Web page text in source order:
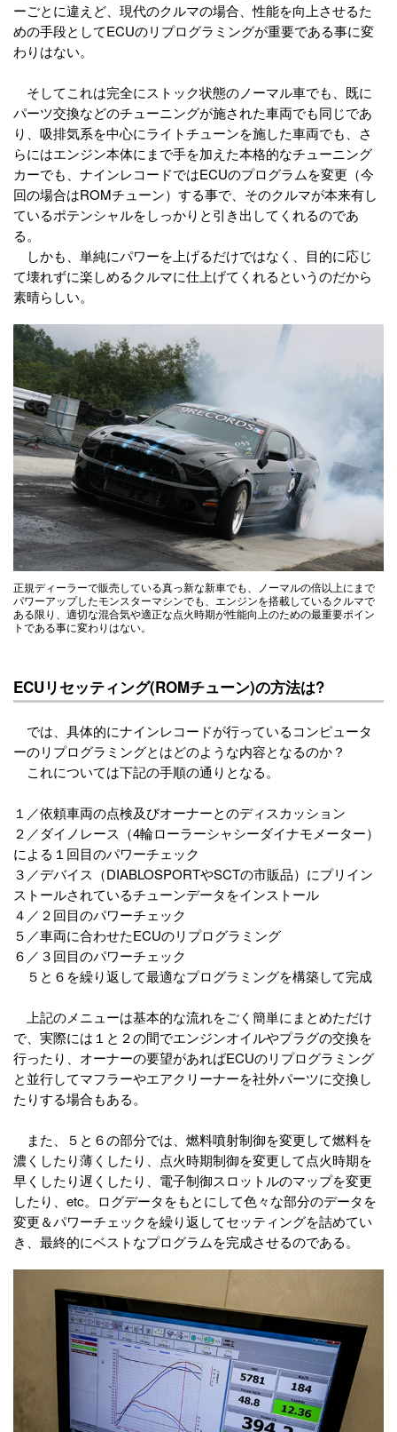
ーごとに違えど、現代のクルマの場合、性能を向上させるた
めの手段としてECUのリプログラミングが重要である事に変
わりはない。
そしてこれは完全にストック状態のノーマル車でも、既に
パーツ交換などのチューニングが施された車両でも同じであ
り、吸排気系を中心にライトチューンを施した車両でも、さ
らにはエンジン本体にまで手を加えた本格的なチューニング
カーでも、ナインレコードではECUのプログラムを変更（今
回の場合はROMチューン）する事で、そのクルマが本来有し
ているポテンシャルをしっかりと引き出してくれるのであ
る。
しかも、単純にパワーを上げるだけではなく、目的に応じ
て壊れずに楽しめるクルマに仕上げてくれるというのだから
素晴らしい。
正規ディーラーで販売している真っ新な新車でも、ノーマルの倍以上にまで
パワーアップしたモンスターマシンでも、エンジンを搭載しているクルマで
ある限り、適切な混合気や適正な点火時期が性能向上のための最重要ポイン
トである事に変わりはない。
ECUリセッティング(ROMチューン)の方法は?
では、具体的にナインレコードが行っているコンピュータ
ーのリプログラミングとはどのような内容となるのか？
これについては下記の手順の通りとなる。
１／依頼車両の点検及びオーナーとのディスカッション
２／ダイノレース（4輪ローラーシャシーダイナモメーター）
による１回目のパワーチェック
３／デバイス（DIABLOSPORTやSCTの市販品）にプリイン
ストールされているチューンデータをインストール
４／２回目のパワーチェック
５／車両に合わせたECUのリプログラミング
６／３回目のパワーチェック
５と６を繰り返して最適なプログラミングを構築して完成
上記のメニューは基本的な流れをごく簡単にまとめただけ
で、実際には１と２の間でエンジンオイルやプラグの交換を
行ったり、オーナーの要望があればECUのリプログラミング
と並行してマフラーやエアクリーナーを社外パーツに交換し
たりする場合もある。
また、５と６の部分では、燃料噴射制御を変更して燃料を
濃くしたり薄くしたり、点火時期制御を変更して点火時期を
早くしたり遅くしたり、電子制御スロットルのマップを変更
したり、etc。ログデータをもとにして色々な部分のデータを
変更＆パワーチェックを繰り返してセッティングを詰めてい
き、最終的にベストなプログラムを完成させるのである。